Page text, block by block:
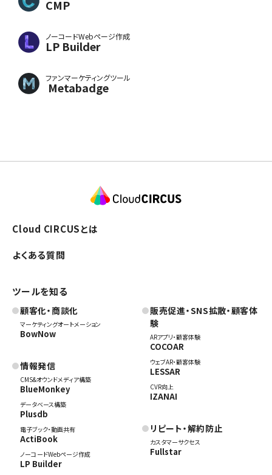
CMP
ノーコードWebページ作成
LP Builder
ファンマーケティングツール
Metabadge
Cloud CIRCUSとは
よくある質問
ツールを知る
顧客化・商談化
マーケティングオートメーション
BowNow
情報発信
CMS&オウンドメディア構築
BlueMonkey
データベース構築
Plusdb
電子ブック・動画共有
ActiBook
ノーコードWebページ作成
LP Builder
販売促進・SNS拡散・顧客体
験
ARアプリ・顧客体験
COCOAR
ウェブAR・顧客体験
LESSAR
CVR向上
IZANAI
リピート・解約防止
カスタマーサクセス
Fullstar